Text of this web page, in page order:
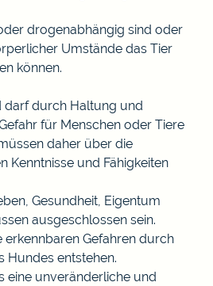
drogenabhängig sind oder
Umstände das Tier
können.
darf durch Haltung und
für Menschen oder Tiere
daher über die
Kenntnisse und Fähigkeiten
Gesundheit, Eigentum
ausgeschlossen sein.
erkennbaren Gefahren durch
Hundes entstehen.
eine unveränderliche und